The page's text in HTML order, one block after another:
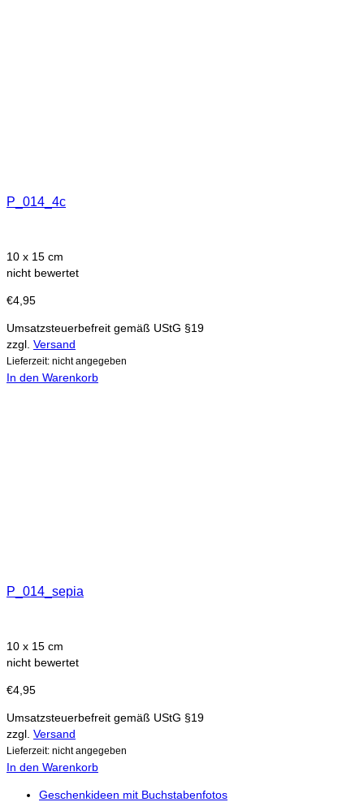
P_014_4c
10 x 15 cm
nicht bewertet
€4,95
Umsatzsteuerbefreit gemäß UStG §19
zzgl. Versand
Lieferzeit: nicht angegeben
In den Warenkorb
P_014_sepia
10 x 15 cm
nicht bewertet
€4,95
Umsatzsteuerbefreit gemäß UStG §19
zzgl. Versand
Lieferzeit: nicht angegeben
In den Warenkorb
Geschenkideen mit Buchstabenfotos